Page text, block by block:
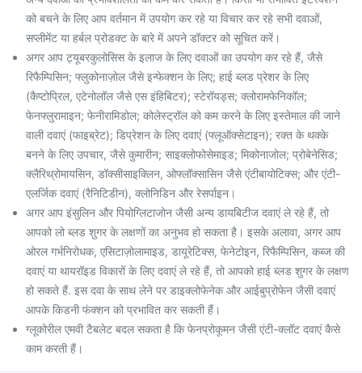
को बचने के लिए आप वर्तमान में उपयोग कर रहे या विचार कर रहे सभी दवाओं,
सप्लीमेंट या हर्बल प्रोडक्ट के बारे में अपने डॉक्टर को सूचित करें।
अगर आप ट्यूबरकुलोसिस के इलाज के लिए दवाओं का उपयोग कर रहे हैं, जैसे
रिफैम्पिसिन; फ्लुकोनाज़ोल जैसे इन्फेक्शन के लिए; हाई ब्लड प्रेशर के लिए
(कैप्टोप्रिल, एटेनोलॉल जैसे एस इंहिबिटर); स्टेरॉयड्स; क्लोरामफेनिकॉल;
फेनफ्लुरामाइन; फेनीरामिडोल; कोलेस्ट्रॉल को कम करने के लिए इस्तेमाल की जाने
वाली दवाएं (फाइब्रेट); डिप्रेशन के लिए दवाएं (फ्लूऑक्सेटाइन); रक्त के थक्के
बनने के लिए उपचार, जैसे कुमारीन; साइक्लोफोसेमाइड; मिकोनाजोल; प्रोबेनेसिड;
क्लैरिथ्रोमायसिन, डॉक्सीसाइक्लिन, ओफ्लॉक्सासिन जैसे एंटीबायोटिक्स; और एंटी-
एलर्जिक दवाएं (रैनिटिडीन), क्लोनिडिन और रेसर्पाइन।
अगर आप इंसुलिन और पियोग्लिटाजोन जैसी अन्य डायबिटीज दवाएं ले रहे हैं, तो
आपको लो ब्लड शुगर के लक्षणों का अनुभव हो सकता है। इसके अलावा, अगर आप
ओरल गर्भनिरोधक, एसिटाज़ोलामाइड, डायूरेटिक्स, फेनेटोइन, रिफैम्पिसिन, कब्ज की
दवाएं या थायरॉइड विकारों के लिए दवाएं ले रहे हैं, तो आपको हाई ब्लड शुगर के लक्षण
हो सकते हैं. इस दवा के साथ लेने पर डाइक्लोफेनेक और आईबुप्रोफेन जैसी दवाएं
आपके किडनी फंक्शन को प्रभावित कर सकती हैं।
ग्लूकोरील एमवी टैबलेट बदल सकता है कि फेनप्रोकूमन जैसी एंटी-क्लॉट दवाएं कैसे
काम करती हैं।